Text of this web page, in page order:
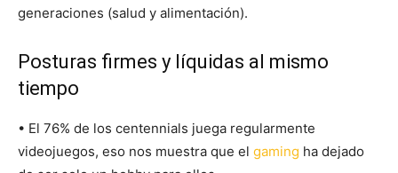
generaciones (salud y alimentación).
Posturas firmes y líquidas al mismo
tiempo
• El 76% de los centennials juega regularmente
videojuegos, eso nos muestra que el gaming ha dejado